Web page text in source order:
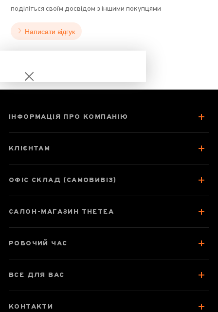
поділіться своїм досвідом з іншими покупцями
Написати відгук
Шу Пуер Менхай
Як заварювати
Посуд для заварювання
ІНФОРМАЦІЯ ПРО КОМПАНІЮ
КЛІЄНТАМ
ОФІС СКЛАД (САМОВИВІЗ)
САЛОН-МАГАЗИН THETEA
РОБОЧИЙ ЧАС
ВСЕ ДЛЯ ВАС
КОНТАКТИ